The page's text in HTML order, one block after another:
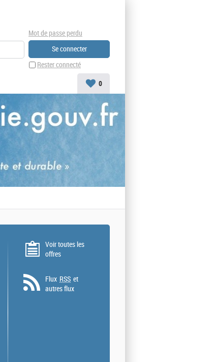
Rester connecté
Mot de passe perdu
0
Voir toutes les
offres
Flux RSS et
autres flux